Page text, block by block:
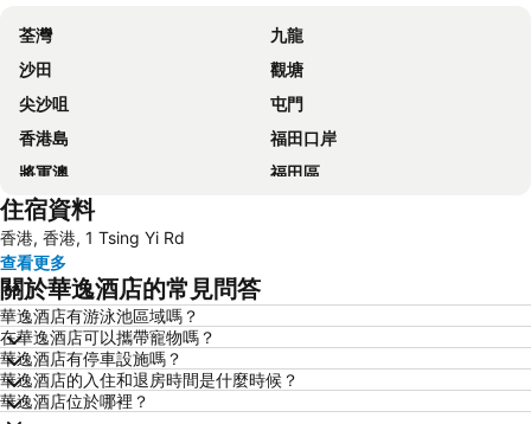
荃灣
九龍
沙田
觀塘
尖沙咀
屯門
香港島
福田口岸
將軍澳
福田區
Mong Kok Metro Station
南山區
元朗
天水圍
Wan Chai Metro Station
海洋公園
深水埗區
黃金海岸
香港迪士尼樂園
新界
羅湖口岸
住宿資料
香港, 香港, 1 Tsing Yi Rd
查看更多
關於華逸酒店的常見問答
華逸酒店有游泳池區域嗎？
在華逸酒店可以攜帶寵物嗎？
華逸酒店有停車設施嗎？
華逸酒店的入住和退房時間是什麼時候？
華逸酒店位於哪裡？